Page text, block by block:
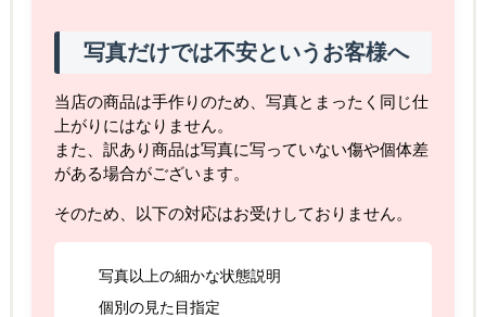
写真だけでは不安というお客様へ
当店の商品は手作りのため、写真とまったく同じ仕
上がりにはなりません。
また、訳あり商品は写真に写っていない傷や個体差
がある場合がございます。
そのため、以下の対応はお受けしておりません。
写真以上の細かな状態説明
個別の見た目指定